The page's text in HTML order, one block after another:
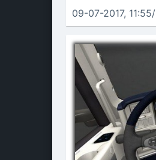
09-07-2017, 11:55/